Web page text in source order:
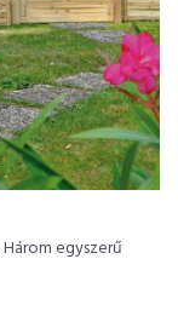
egyszerű